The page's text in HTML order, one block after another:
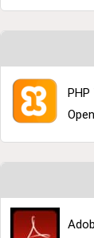
PHP